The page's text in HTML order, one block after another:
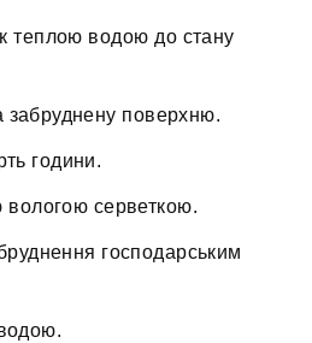
теплою водою до стану
забруднену поверхню.
години.
вологою серветкою.
господарським